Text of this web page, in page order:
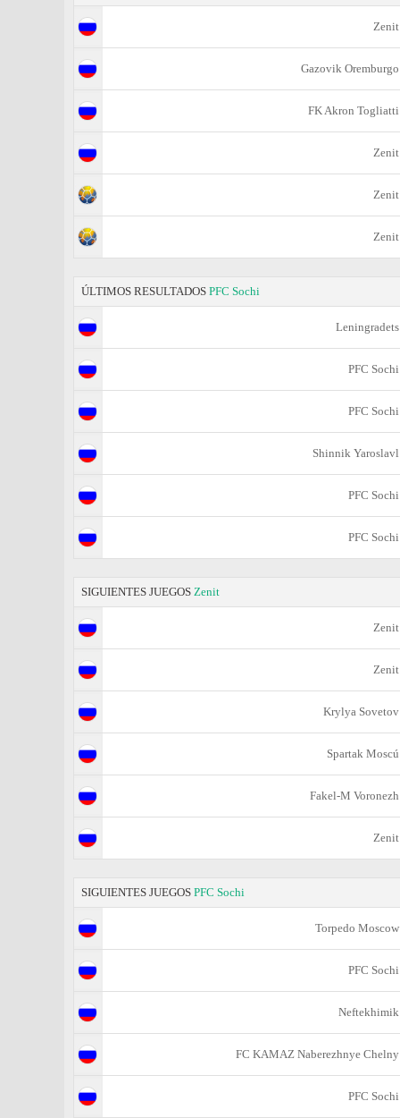
Zenit
Gazovik Oremburgo
FK Akron Togliatti
Zenit
Zenit
Zenit
ÚLTIMOS RESULTADOS PFC Sochi
Leningradets
PFC Sochi
PFC Sochi
Shinnik Yaroslavl
PFC Sochi
PFC Sochi
SIGUIENTES JUEGOS Zenit
Zenit
Zenit
Krylya Sovetov
Spartak Moscú
Fakel-M Voronezh
Zenit
SIGUIENTES JUEGOS PFC Sochi
Torpedo Moscow
PFC Sochi
Neftekhimik
FC KAMAZ Naberezhnye Chelny
PFC Sochi